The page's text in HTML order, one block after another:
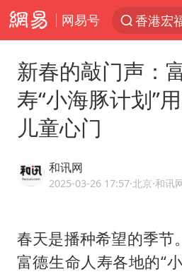
网易号
新春的敲门声：
寿“小海豚计划”
儿童心门
和讯网
2025-03-26 17:57·北京·和讯
春天是播种希望的季节
富德生命人寿各地的“